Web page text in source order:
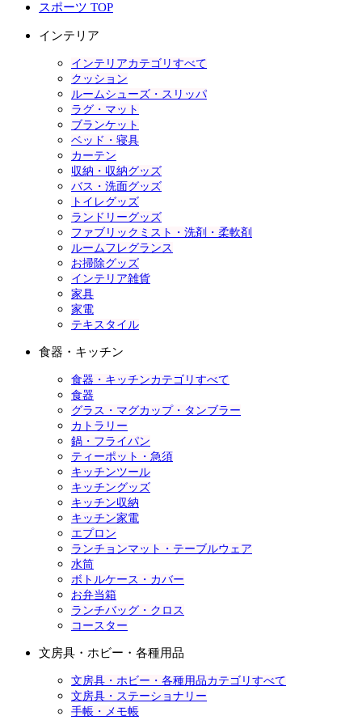
スポーツ TOP
インテリア
インテリアカテゴリすべて
クッション
ルームシューズ・スリッパ
ラグ・マット
ブランケット
ベッド・寝具
カーテン
収納・収納グッズ
バス・洗面グッズ
トイレグッズ
ランドリーグッズ
ファブリックミスト・洗剤・柔軟剤
ルームフレグランス
お掃除グッズ
インテリア雑貨
家具
家電
テキスタイル
食器・キッチン
食器・キッチンカテゴリすべて
食器
グラス・マグカップ・タンブラー
カトラリー
鍋・フライパン
ティーポット・急須
キッチンツール
キッチングッズ
キッチン収納
キッチン家電
エプロン
ランチョンマット・テーブルウェア
水筒
ボトルケース・カバー
お弁当箱
ランチバッグ・クロス
コースター
文房具・ホビー・各種用品
文房具・ホビー・各種用品カテゴリすべて
文房具・ステーショナリー
手帳・メモ帳